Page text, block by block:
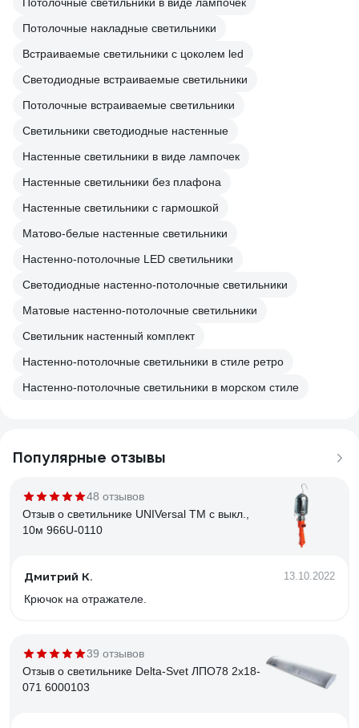
Потолочные накладные светильники
Встраиваемые светильники с цоколем led
Светодиодные встраиваемые светильники
Потолочные встраиваемые светильники
Светильники светодиодные настенные
Настенные светильники в виде лампочек
Настенные светильники без плафона
Настенные светильники с гармошкой
Матово-белые настенные светильники
Настенно-потолочные LED светильники
Светодиодные настенно-потолочные светильники
Матовые настенно-потолочные светильники
Светильник настенный комплект
Настенно-потолочные светильники в стиле ретро
Настенно-потолочные светильники в морском стиле
Популярные отзывы
48 отзывов
Отзыв о светильнике UNIVersal ТМ c выкл.,
10м 966U-0110
Дмитрий К. 13.10.2022
Крючок на отражателе.
39 отзывов
Отзыв о светильнике Delta-Svet ЛПО78 2х18-
071 6000103